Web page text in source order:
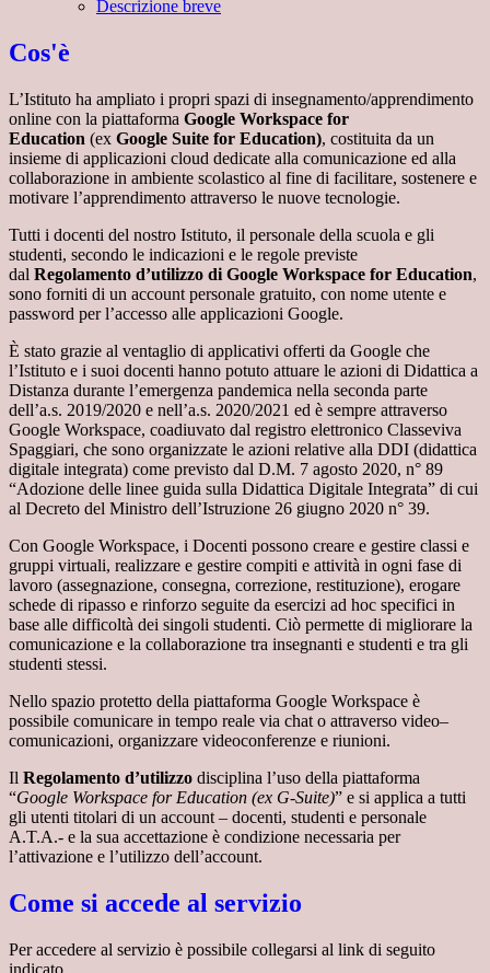
Descrizione breve
Cos'è
L’Istituto ha ampliato i propri spazi di insegnamento/apprendimento
online con la piattaforma Google Workspace for
Education (ex Google Suite for Education), costituita da un
insieme di applicazioni cloud dedicate alla comunicazione ed alla
collaborazione in ambiente scolastico al fine di facilitare, sostenere e
motivare l’apprendimento attraverso le nuove tecnologie.
Tutti i docenti del nostro Istituto, il personale della scuola e gli
studenti, secondo le indicazioni e le regole previste
dal Regolamento d’utilizzo di Google Workspace for Education,
sono forniti di un account personale gratuito, con nome utente e
password per l’accesso alle applicazioni Google.
È stato grazie al ventaglio di applicativi offerti da Google che
l’Istituto e i suoi docenti hanno potuto attuare le azioni di Didattica a
Distanza durante l’emergenza pandemica nella seconda parte
dell’a.s. 2019/2020 e nell’a.s. 2020/2021 ed è sempre attraverso
Google Workspace, coadiuvato dal registro elettronico Classeviva
Spaggiari, che sono organizzate le azioni relative alla DDI (didattica
digitale integrata) come previsto dal D.M. 7 agosto 2020, n° 89
“Adozione delle linee guida sulla Didattica Digitale Integrata” di cui
al Decreto del Ministro dell’Istruzione 26 giugno 2020 n° 39.
Con Google Workspace, i Docenti possono creare e gestire classi e
gruppi virtuali, realizzare e gestire compiti e attività in ogni fase di
lavoro (assegnazione, consegna, correzione, restituzione), erogare
schede di ripasso e rinforzo seguite da esercizi ad hoc specifici in
base alle difficoltà dei singoli studenti. Ciò permette di migliorare la
comunicazione e la collaborazione tra insegnanti e studenti e tra gli
studenti stessi.
Nello spazio protetto della piattaforma Google Workspace è
possibile comunicare in tempo reale via chat o attraverso video–
comunicazioni, organizzare videoconferenze e riunioni.
Il Regolamento d’utilizzo disciplina l’uso della piattaforma
“Google Workspace for Education (ex G-Suite)” e si applica a tutti
gli utenti titolari di un account – docenti, studenti e personale
A.T.A.- e la sua accettazione è condizione necessaria per
l’attivazione e l’utilizzo dell’account.
Come si accede al servizio
Per accedere al servizio è possibile collegarsi al link di seguito
indicato.